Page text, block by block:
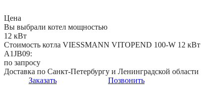
Цена
Вы выбрали котел мощностью
12 кВт
Стоимость котла VIESSMANN VITOPEND 100-W 12 кВт
A1JB09:
по запросу
Доставка по Санкт-Петербургу и Ленинградской области
Заказать
Позвонить